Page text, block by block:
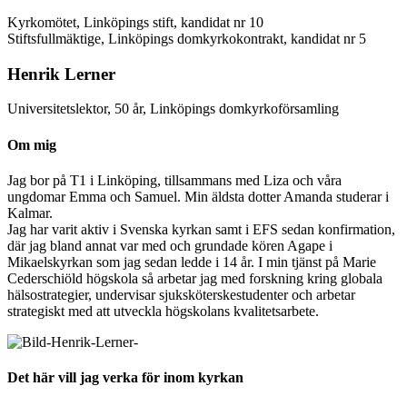
Kyrkomötet, Linköpings stift, kandidat nr 10
Stiftsfullmäktige, Linköpings domkyrkokontrakt, kandidat nr 5
Henrik Lerner
Universitetslektor, 50 år, Linköpings domkyrkoförsamling
Om mig
Jag bor på T1 i Linköping, tillsammans med Liza och våra
ungdomar Emma och Samuel. Min äldsta dotter Amanda studerar i
Kalmar.
Jag har varit aktiv i Svenska kyrkan samt i EFS sedan konfirmation,
där jag bland annat var med och grundade kören Agape i
Mikaelskyrkan som jag sedan ledde i 14 år. I min tjänst på Marie
Cederschiöld högskola så arbetar jag med forskning kring globala
hälsostrategier, undervisar sjuksköterskestudenter och arbetar
strategiskt med att utveckla högskolans kvalitetsarbete.
Det här vill jag verka för inom kyrkan